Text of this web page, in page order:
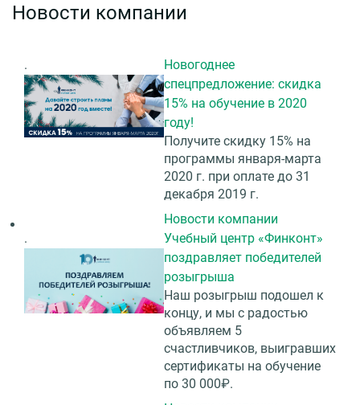
Новости компании
.
Новогоднее
спецпредложение: скидка
15% на обучение в 2020
году!
Получите скидку 15% на
программы января-марта
2020 г. при оплате до 31
декабря 2019 г.
Новости компании
.
Учебный центр «Финконт»
поздравляет победителей
розыгрыша
Наш розыгрыш подошел к
концу, и мы с радостью
объявляем 5
счастливчиков, выигравших
сертификаты на обучение
по 30 000₽.
конфиденциальности
Заказать